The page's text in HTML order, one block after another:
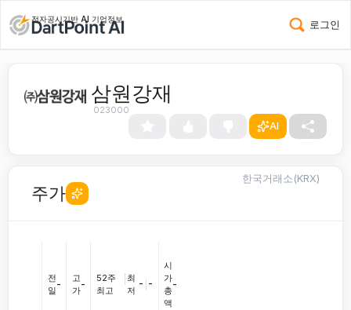
전자공시기반 AI 기업정보 로그인
삼원강재
023000
AI
주가
한국거래소(KRX)
전
일
-
고
가
-
52주
최고
최
저
- -
시
가
총
액
-